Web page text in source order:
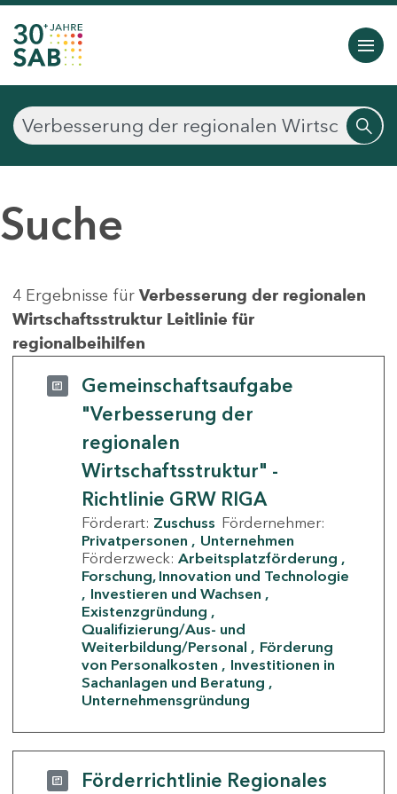
Suche
4 Ergebnisse für Verbesserung der regionalen
Wirtschaftsstruktur Leitlinie für
regionalbeihilfen
Gemeinschaftsaufgabe
"Verbesserung der
regionalen
Wirtschaftsstruktur" -
Richtlinie GRW RIGA
Förderart: Zuschuss Fördernehmer:
Privatpersonen
Unternehmen
Förderzweck: Arbeitsplatzförderung
Forschung, Innovation und Technologie
Investieren und Wachsen
Existenzgründung
Qualifizierung/Aus- und
Weiterbildung/Personal
Förderung
von Personalkosten
Investitionen in
Sachanlagen und Beratung
Unternehmensgründung
Förderrichtlinie Regionales